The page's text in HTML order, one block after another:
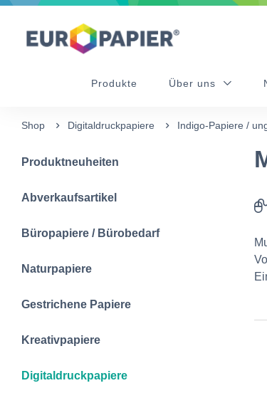
Table Of Content
Ergänzende Produkte
Diese Produkte könnten Sie auch interessieren
Produkte Über uns
Shop Digitaldruckpapiere Indigo-Papiere /
Produktneuheiten
Abverkaufsartikel
Büropapiere / Bürobedarf
Naturpapiere
Gestrichene Papiere
Kreativpapiere
Digitaldruckpapiere